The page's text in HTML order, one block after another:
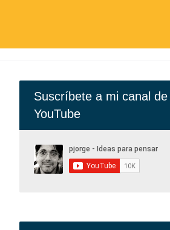
Suscríbete a mi canal de
YouTube